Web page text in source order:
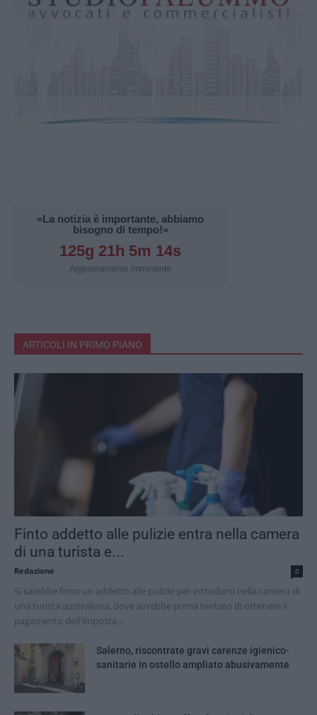
«La notizia è importante, abbiamo
bisogno di tempo!»
125g 21h 5m 13s
Aggiornamento imminente
ARTICOLI IN PRIMO PIANO
Finto addetto alle pulizie entra nella camera
di una turista e...
Redazione 0
Si sarebbe finto un addetto alle pulizie per introdursi nella camera di
una turista australiana, dove avrebbe prima tentato di ottenere il
pagamento dell'imposta...
Salerno, riscontrate gravi carenze igienico-
sanitarie in ostello ampliato abusivamente